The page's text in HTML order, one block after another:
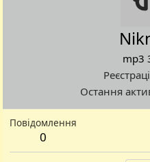
mp3
Остання
Повідомлення
0